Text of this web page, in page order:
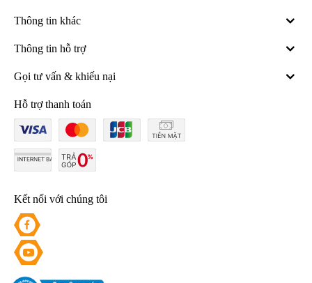
Thông tin khác
Thông tin hỗ trợ
Gọi tư vấn & khiếu nại
Hỗ trợ thanh toán
Kết nối với chúng tôi